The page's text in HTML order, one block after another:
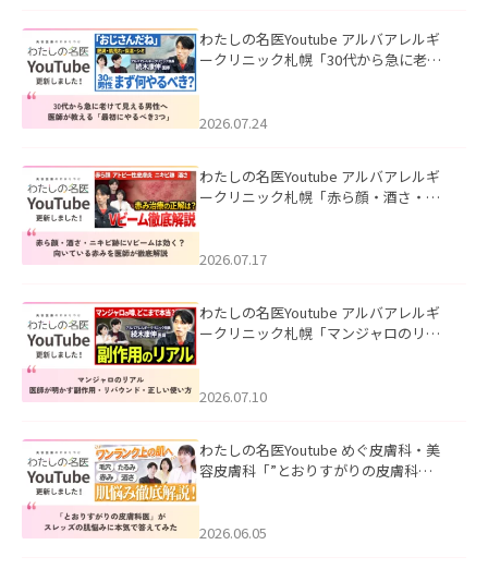
わたしの名医Youtube アルバアレルギ
ークリニック札幌「30代から急に老け
た。
2026.07.24
わたしの名医Youtube アルバアレルギ
ークリニック札幌「赤ら顔・酒さ・ニ
した。
2026.07.17
わたしの名医Youtube アルバアレルギ
ークリニック札幌「マンジャロのリア
た。
2026.07.10
わたしの名医Youtube めぐ皮膚科・美
容皮膚科「”とおりすがりの皮膚科
2026.06.05